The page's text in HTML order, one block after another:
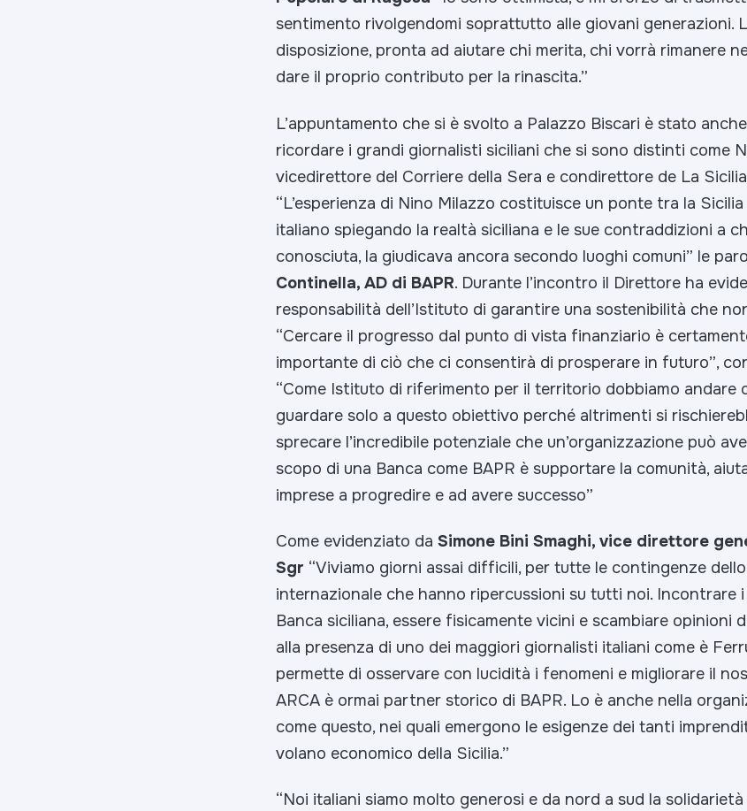
sentimento rivolgendomi soprattutto alle giovani generazioni.
disposizione, pronta ad aiutare chi merita, chi vorrà rimanere
dare il proprio contributo per la rinascita.”
L’appuntamento che si è svolto a Palazzo Biscari è stato
ricordare i grandi giornalisti siciliani che si sono distinti come
vicedirettore del Corriere della Sera e condirettore de La
“L’esperienza di Nino Milazzo costituisce un ponte tra la
italiano spiegando la realtà siciliana e le sue contraddizioni a
conosciuta, la giudicava ancora secondo luoghi comuni” le
Continella, AD di BAPR. Durante l’incontro il Direttore ha
responsabilità dell’Istituto di garantire una sostenibilità che
“Cercare il progresso dal punto di vista finanziario è
importante di ciò che ci consentirà di prosperare in futuro”,
“Come Istituto di riferimento per il territorio dobbiamo andare
guardare solo a questo obiettivo perché altrimenti si
sprecare l’incredibile potenziale che un’organizzazione può
scopo di una Banca come BAPR è supportare la comunità,
imprese a progredire e ad avere successo”
Come evidenziato da Simone Bini Smaghi, vice direttore
Sgr “Viviamo giorni assai difficili, per tutte le contingenze
internazionale che hanno ripercussioni su tutti noi. Incontrare
Banca siciliana, essere fisicamente vicini e scambiare opinioni
alla presenza di uno dei maggiori giornalisti italiani come è
permette di osservare con lucidità i fenomeni e migliorare il
ARCA è ormai partner storico di BAPR. Lo è anche nella
come questo, nei quali emergono le esigenze dei tanti
volano economico della Sicilia.”
“Noi italiani siamo molto generosi e da nord a sud la